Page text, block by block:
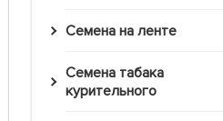
Семена на ленте
Семена табака
курительного